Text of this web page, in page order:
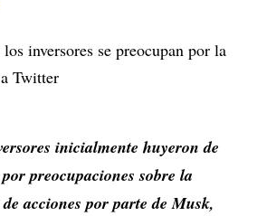
inversores se preocupan por la
Twitter
inicialmente huyeron de
por preocupaciones sobre la
acciones por parte de Musk,